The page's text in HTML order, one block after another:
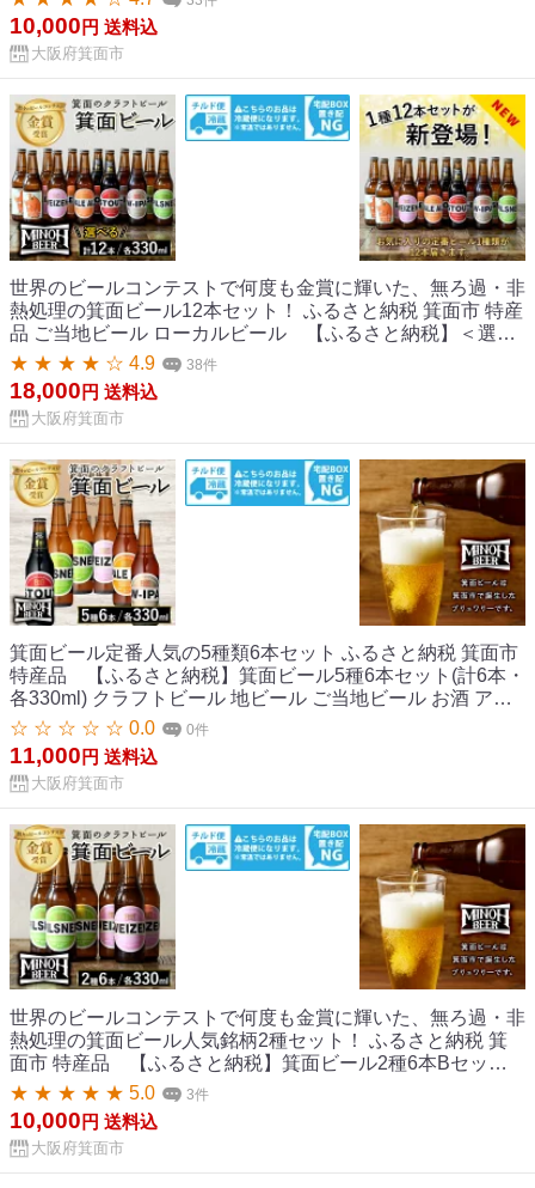
地ビール ご当地ビール 家飲み おうち飲み お試し プレゼン
ト 金賞 銘柄 スタウト ペールエール ピルスナー ヴァイツェ
ン IPA【m01-06】【箕面ビール】
10,000 円 送料込
大阪府箕面市
世界のビールコンテストで何度も金賞に輝いた、無ろ過・非
熱処理の箕面ビール12本セット！ ふるさと納税 箕面市 特産
品 ご当地ビール ローカルビール 【ふるさと納税】＜選べ
る＞箕面ビールのおすすめセレクトと定番セット(計12本・
各330ml) クラフトビール 地ビール ご当地ビール 飲み比べ
家飲み おうち飲み お試し プレゼント 金賞 銘柄 スタウト ペ
ールエール ピルスナー ヴァイツェン IPA【m01-10】【箕面
ビール】
★ ★ ★ ★ ☆ 4.9 38件
18,000 円 送料込
大阪府箕面市
箕面ビール定番人気の5種類6本セット ふるさと納税 箕面市
特産品 【ふるさと納税】箕面ビール5種6本セット(計6本・
各330ml) クラフトビール 地ビール ご当地ビール お酒 アル
コール 家飲み 晩酌 お試し 飲み比べ ギフト プレゼント 贈り
物 金賞 記念日 銘柄 ピルスナー スタウト ペールエール ヴァ
イツェン W-IPA 【m01-35】【箕面ビール】
☆ ☆ ☆ ☆ ☆ 0.0 0件
11,000 円 送料込
大阪府箕面市
世界のビールコンテストで何度も金賞に輝いた、無ろ過・非
熱処理の箕面ビール人気銘柄2種セット！ ふるさと納税 箕
面市 特産品 【ふるさと納税】箕面ビール2種6本Bセット
(計6本・各330ml) クラフトビール 地ビール ご当地ビール お
酒 アルコール 家飲み 晩酌 お試し 飲み比べ ギフト プレゼン
ト 贈り物 金賞 誕生日 記念日 銘柄 ピルスナー ヴァイツェン
【m01-11】【箕面ビール】
★ ★ ★ ★ ★ 5.0 3件
10,000 円 送料込
大阪府箕面市